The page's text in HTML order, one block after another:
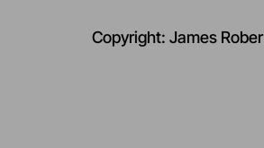
Copyright: James